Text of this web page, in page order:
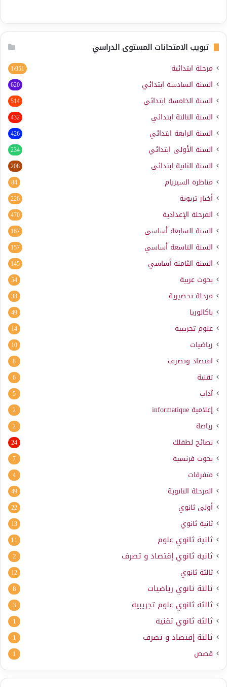
تبويب الامتحانات المستوى الدراسي
مرحلة ابتدائية 1٬951
السنة السادسة ابتدائي 620
السنة الخامسة ابتدائي 514
السنة الثالثة ابتدائي 432
السنة الرابعة ابتدائي 426
السنة الأولى ابتدائي 234
السنة الثانية ابتدائي 208
مناظرة السيزيام 84
أخبار تربوية 226
المرحلة الإعدادية 470
السنة السابعة أساسي 167
السنة التاسعة أساسي 157
السنة الثامنة أساسي 145
بحوث عربية 54
مرحلة تحضيرية 33
باكالوريا 49
علوم تجريبية 14
رياضيات 10
اقتصاد وتصرف 8
تقنية 6
آداب 5
إعلامية informatique
2
رياضة 2
نصائح لطفلك 24
بحوث فرنسية 7
متفرقات 4
المرحلة الثانوية 49
أولى ثانوي 22
ثانية ثانوي 13
ثانية ثانوي علوم 11
ثانية ثانوي إقتصاد و تصرف 2
ثالثة ثانوي 12
ثالثة ثانوي رياضيات 8
ثالثة ثانوي علوم تجريبية 3
ثالثة ثانوي تقنية 1
ثالثة إقتصاد و تصرف 1
قصص 1